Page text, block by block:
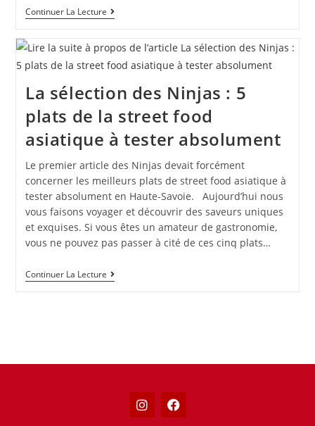
Continuer La Lecture
La sélection des Ninjas : 5
plats de la street food
asiatique à tester absolument
Le premier article des Ninjas devait forcément
concerner les meilleurs plats de street food asiatique à
tester absolument en Haute-Savoie. Aujourd’hui nous
vous faisons voyager et découvrir des saveurs uniques
et exquises. Si vous êtes un amateur de gastronomie,
vous ne pouvez pas passer à cité de ces cinq plats…
Continuer La Lecture